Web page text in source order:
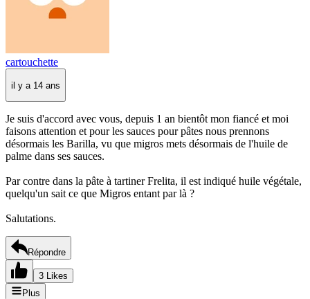
cartouchette
il y a 14 ans
Je suis d'accord avec vous, depuis 1 an bientôt mon fiancé et moi
faisons attention et pour les sauces pour pâtes nous prennons
désormais les Barilla, vu que migros mets désormais de l'huile de
palme dans ses sauces.
Par contre dans la pâte à tartiner Frelita, il est indiqué huile végétale,
quelqu'un sait ce que Migros entant par là ?
Salutations.
Répondre
3 Likes
Plus